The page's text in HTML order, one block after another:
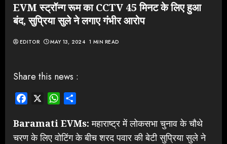
EVM स्ट्रॉन्ग रूम का CCTV 45 मिनट के लिए हुआ
बंद, सुप्रिया सुले ने लगाए गंभीर आरोप
EDITOR MAY 13, 2024 1 MIN READ
Share this news :
Facebook WhatsApp
Baramati EVMs: महाराष्ट्र में लोकसभा चुनाव के चौथे
चरण के लिए वोटिंग के बीच शरद पवार की बेटी सुप्रिया सुले ने